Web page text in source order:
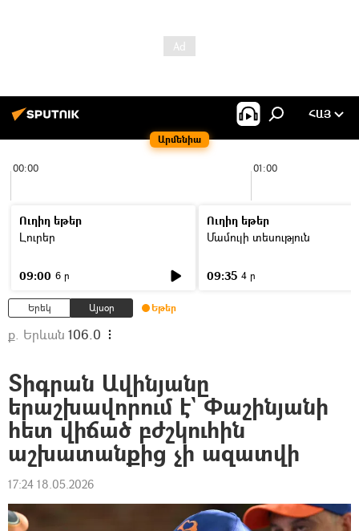
Արմենիա
ՀԱՅ
00:00 01:00
Ուղիղ եթեր
Լուրեր
09:00 6 ր
Ուղիղ եթեր
Մամուլի տեսություն
09:35 4 ր
Երեկ Այսօր Եթեր
ք. Երևան 106.0
Տիգրան Ավինյանը
երաշխավորում է` Փաշինյանի
հետ վիճած բժշկուհին
աշխատանքից չի ազատվի
17:24 18.05.2026